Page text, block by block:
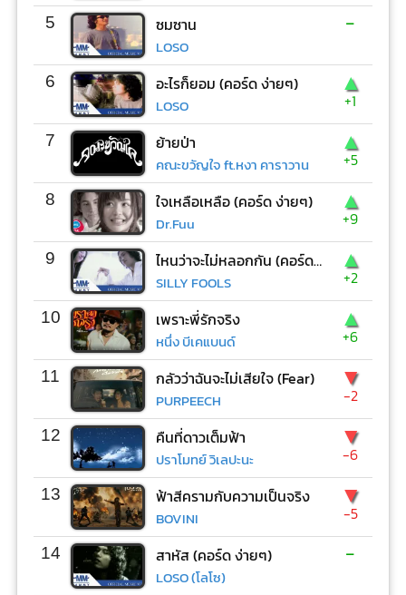
5 ซมซาน
LOSO
-
6 อะไรก็ยอม (คอร์ด ง่ายๆ)
LOSO
▲
+1
7 ย้ายป่า
คณะขวัญใจ ft.หงา คาราวาน
▲
+5
8 ใจเหลือเหลือ (คอร์ด ง่ายๆ)
Dr.Fuu
▲
+9
9 ไหนว่าจะไม่หลอกกัน (คอร์ด ง่ายๆ)
SILLY FOOLS
▲
+2
10 เพราะพี่รักจริง
หนึ่ง บีเคแบนด์
▲
+6
11 กลัวว่าฉันจะไม่เสียใจ (Fear)
PURPEECH
▼
-2
12 คืนที่ดาวเต็มฟ้า
ปราโมทย์ วิเลปะนะ
▼
-6
13 ฟ้าสีครามกับความเป็นจริง
BOVINI
▼
-5
14 สาหัส (คอร์ด ง่ายๆ)
LOSO (โลโซ)
-